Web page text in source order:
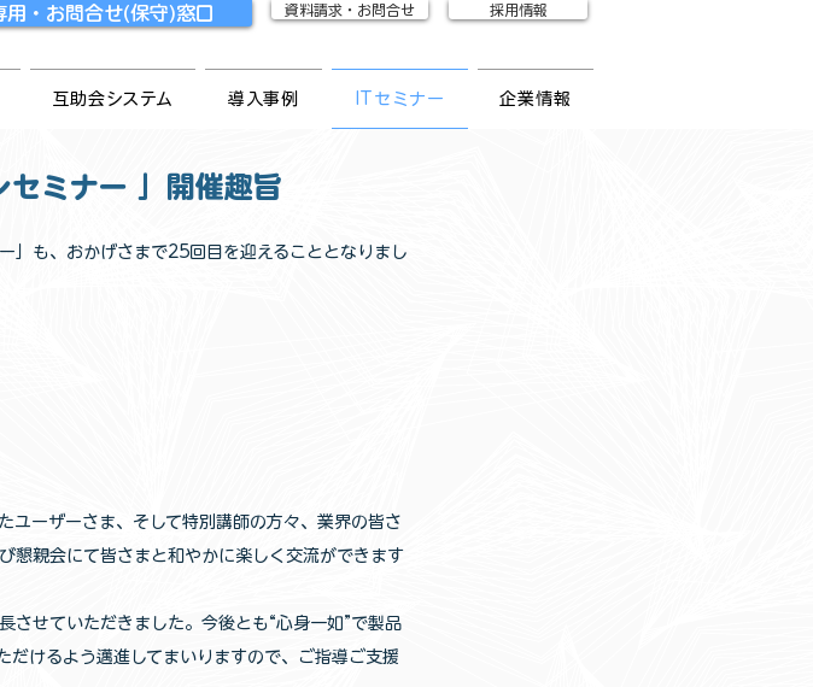
用・お問合せ(保守)窓口 資料請求・お問合せ 採用情報
互助会システム 導入事例 ITセミナー 企業情報
セミナー 」開催趣旨
も、おかげさまで25回目を迎えることとなりまし
ーザーさま、そして特別講師の方々、業界の皆さ
懇親会にて皆さまと和やかに楽しく交流ができます
せていただきました。今後とも“心身一如”で製品
だけるよう邁進してまいりますので、ご指導ご支援